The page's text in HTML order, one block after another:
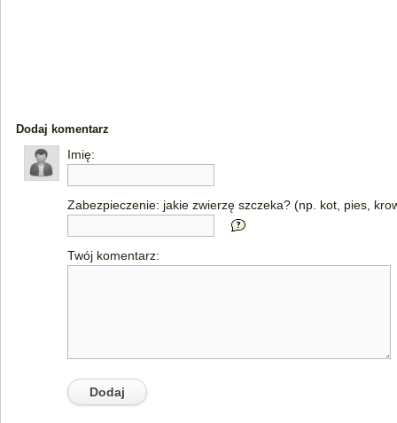
Dodaj komentarz
Imię:
Zabezpieczenie: jakie zwierzę szczeka? (np. kot, pies,
Twój komentarz: